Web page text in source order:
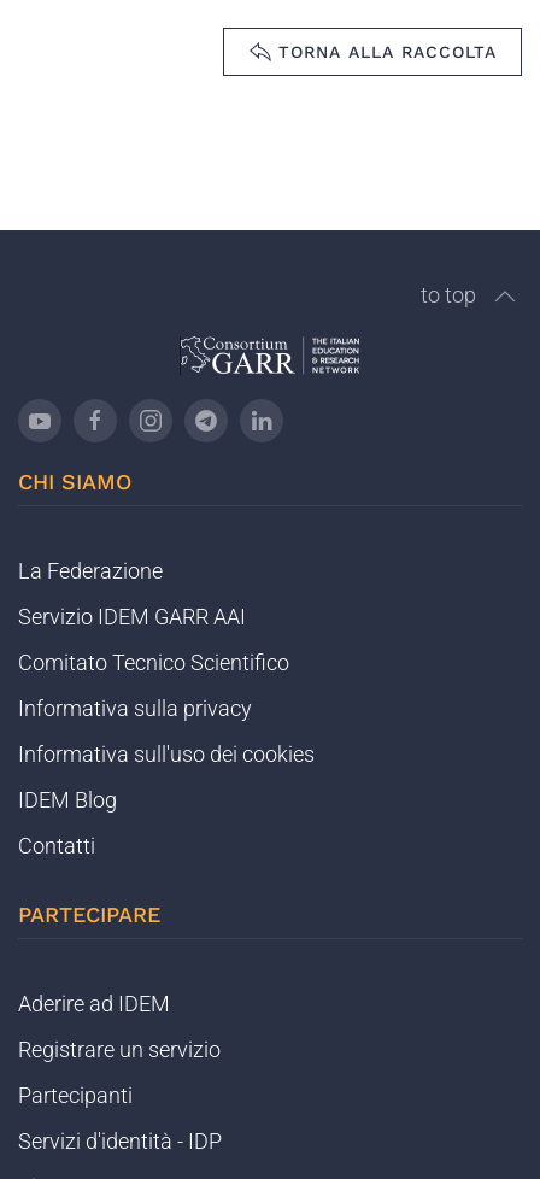
TORNA ALLA RACCOLTA
to top
CHI SIAMO
La Federazione
Servizio IDEM GARR AAI
Comitato Tecnico Scientifico
Informativa sulla privacy
Informativa sull'uso dei cookies
IDEM Blog
Contatti
PARTECIPARE
Aderire ad IDEM
Registrare un servizio
Partecipanti
Servizi d'identità - IDP